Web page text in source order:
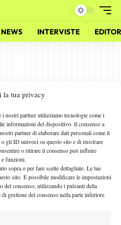
la tua privacy
nostri partner utilizziamo tecnologie come i
informazioni del dispositivo. Il consenso a
partner di elaborare dati personali come il
gli ID univoci su questo sito e di mostrare
o ritirare il consenso può influire
e funzioni.
sopra o per fare scelte dettagliate. Le tue
sito. È possibile modificare le impostazioni
del consenso, utilizzando i pulsanti della
gestione del consenso nella parte inferiore
NEWS INTERVISTE
per il miglior tennis
Facebook